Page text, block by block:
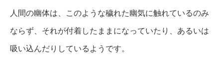
人間の幽体は、このような穢れた幽気に触れているのみ
ならず、それが付着したままになっていたり、あるいは
吸い込んだりしているようです。